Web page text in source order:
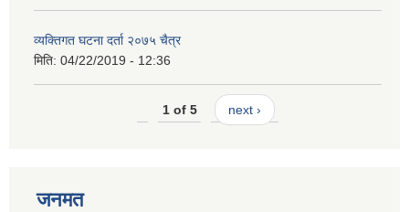
व्यक्तिगत घटना दर्ता २०७५ चैत्र
मिति: 04/22/2019 - 12:36
1 of 5 next ›
जनमत